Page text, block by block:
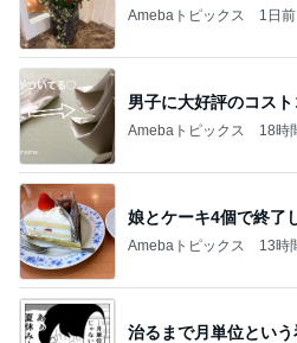
Amebaトピックス 1日前
男子に大好評のコス
Amebaトピックス 18時
娘とケーキ4個で終了
Amebaトピックス 13時
治るまで月単位とい